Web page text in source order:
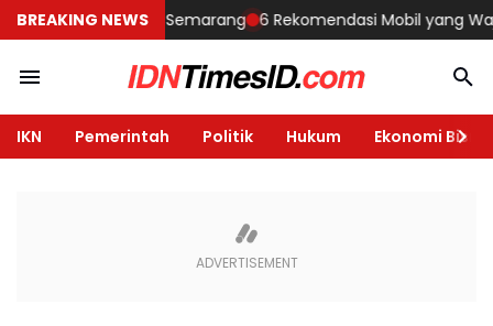
BREAKING NEWS
Rumah di Semarang 6 Rekomendasi Mobil yang
IKN Pemerintah Politik Hukum Ekonomi Bisnis